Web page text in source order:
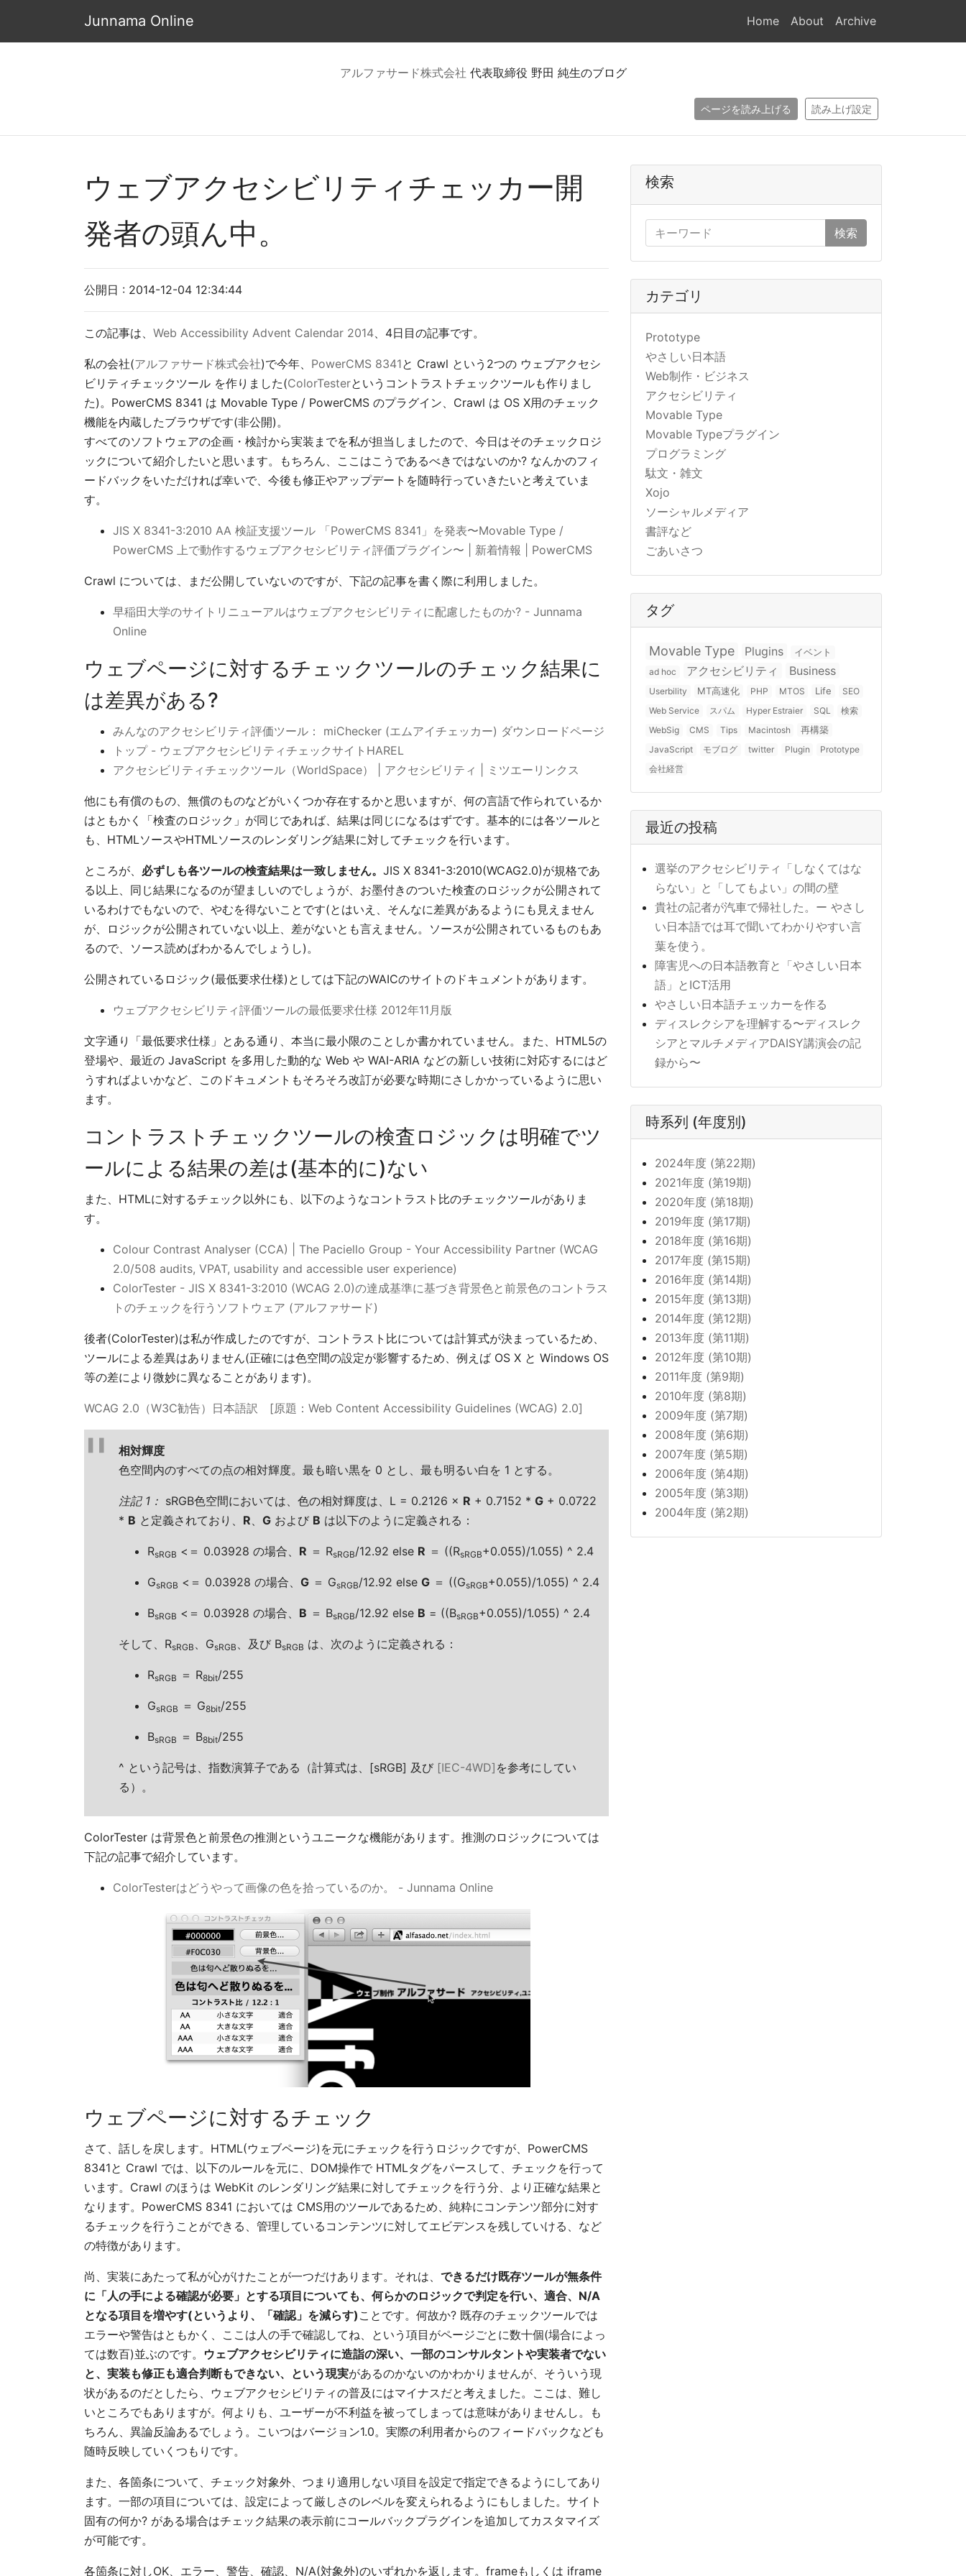
Junnama Online Home About Archive
アルファサード株式会社 代表取締役 野田 純生のブログ
ページを読み上げる 読み上げ設定
ウェブアクセシビリティチェッカー開
発者の頭ん中。
公開日 : 2014-12-04 12:34:44
この記事は、 Web Accessibility Advent Calendar 2014、4日目の記事です。
私の会社(アルファサード株式会社)で今年、 PowerCMS 8341と Crawl という2つの ウェブアクセシ
ビリティチェックツール を作りました(ColorTesterというコントラストチェックツールも作りまし
た)。PowerCMS 8341 は Movable Type / PowerCMS のプラグイン、Crawl は OS X用のチェック
機能を内蔵したブラウザです(非公開)。
すべてのソフトウェアの企画・検討から実装までを私が担当しましたので、今日はそのチェックロジ
ックについて紹介したいと思います。もちろん、ここはこうであるべきではないのか? なんかのフィ
ードバックをいただければ幸いで、今後も修正やアップデートを随時行っていきたいと考えていま
す。
JIS X 8341-3:2010 AA 検証支援ツール 「PowerCMS 8341」を発表〜Movable Type /
PowerCMS 上で動作するウェブアクセシビリティ評価プラグイン〜 | 新着情報 | PowerCMS
Crawl については、まだ公開していないのですが、下記の記事を書く際に利用しました。
早稲田大学のサイトリニューアルはウェブアクセシビリティに配慮したものか? - Junnama
Online
ウェブページに対するチェックツールのチェック結果に
は差異がある?
みんなのアクセシビリティ評価ツール： miChecker (エムアイチェッカー) ダウンロードページ
トップ - ウェブアクセシビリティチェックサイトHAREL
アクセシビリティチェックツール（WorldSpace） | アクセシビリティ | ミツエーリンクス
他にも有償のもの、無償のものなどがいくつか存在するかと思いますが、何の言語で作られているか
はともかく「検査のロジック」が同じであれば、結果は同じになるはずです。基本的には各ツールと
も、HTMLソースやHTMLソースのレンダリング結果に対してチェックを行います。
ところが、 必ずしも各ツールの検査結果は一致しません。 JIS X 8341-3:2010(WCAG2.0)が規格であ
る以上、同じ結果になるのが望ましいのでしょうが、お墨付きのついた検査のロジックが公開されて
いるわけでもないので、やむを得ないことです(とはいえ、そんなに差異があるようにも見えません
が、ロジックが公開されていない以上、差がないとも言えません。ソースが公開されているものもあ
るので、ソース読めばわかるんでしょうし)。
公開されているロジック(最低要求仕様)としては下記のWAICのサイトのドキュメントがあります。
ウェブアクセシビリティ評価ツールの最低要求仕様 2012年11月版
文字通り「最低要求仕様」とある通り、本当に最小限のことしか書かれていません。また、HTML5の
登場や、最近の JavaScript を多用した動的な Web や WAI-ARIA などの新しい技術に対応するにはど
うすればよいかなど、このドキュメントもそろそろ改訂が必要な時期にさしかかっているように思い
ます。
コントラストチェックツールの検査ロジックは明確でツ
ールによる結果の差は(基本的に)ない
また、HTMLに対するチェック以外にも、以下のようなコントラスト比のチェックツールがありま
す。
Colour Contrast Analyser (CCA) | The Paciello Group - Your Accessibility Partner (WCAG
2.0/508 audits, VPAT, usability and accessible user experience)
ColorTester - JIS X 8341-3:2010 (WCAG 2.0)の達成基準に基づき背景色と前景色のコントラス
トのチェックを行うソフトウェア (アルファサード)
後者(ColorTester)は私が作成したのですが、コントラスト比については計算式が決まっているため、
ツールによる差異はありません(正確には色空間の設定が影響するため、例えば OS X と Windows OS
等の差により微妙に異なることがあります)。
WCAG 2.0（W3C勧告）日本語訳 [原題：Web Content Accessibility Guidelines (WCAG) 2.0]
相対輝度
色空間内のすべての点の相対輝度。最も暗い黒を 0 とし、最も明るい白を 1 とする。
注記 1： sRGB色空間においては、色の相対輝度は、L = 0.2126 × R + 0.7152 * G + 0.0722
* B と定義されており、 R、 G および B は以下のように定義される：
RsRGB <＝ 0.03928 の場合、 R ＝ RsRGB/12.92 else R ＝ ((RsRGB+0.055)/1.055) ^ 2.4
GsRGB <＝ 0.03928 の場合、 G ＝ GsRGB/12.92 else G ＝ ((GsRGB+0.055)/1.055) ^ 2.4
BsRGB <＝ 0.03928 の場合、 B ＝ BsRGB/12.92 else B = ((BsRGB+0.055)/1.055) ^ 2.4
そして、RsRGB 、GsRGB 、及び BsRGB は、次のように定義される：
RsRGB ＝ R8bit/255
GsRGB ＝ G8bit/255
BsRGB ＝ B8bit/255
^ という記号は、指数演算子である（計算式は、[sRGB] 及び [IEC-4WD] を参考にしてい
る）。
ColorTester は背景色と前景色の推測というユニークな機能があります。推測のロジックについては
下記の記事で紹介しています。
ColorTesterはどうやって画像の色を拾っているのか。 - Junnama Online
ウェブページに対するチェック
さて、話しを戻します。HTML(ウェブページ)を元にチェックを行うロジックですが、PowerCMS
8341と Crawl では、以下のルールを元に、DOM操作で HTMLタグをパースして、チェックを行って
います。Crawl のほうは WebKit のレンダリング結果に対してチェックを行う分、より正確な結果と
なります。PowerCMS 8341 においては CMS用のツールであるため、純粋にコンテンツ部分に対す
るチェックを行うことができる、管理しているコンテンツに対してエビデンスを残していける、など
の特徴があります。
尚、実装にあたって私が心がけたことが一つだけあります。それは、 できるだけ既存ツールが無条件
に「人の手による確認が必要」とする項目についても、何らかのロジックで判定を行い、適合、N/A
となる項目を増やす(というより、「確認」を減らす) ことです。何故か? 既存のチェックツールでは
エラーや警告はともかく、ここは人の手で確認してね、という項目がページごとに数十個(場合によっ
ては数百)並ぶのです。 ウェブアクセシビリティに造詣の深い、一部のコンサルタントや実装者でない
と、実装も修正も適合判断もできない、という現実があるのかないのかわかりませんが、そういう現
状があるのだとしたら、ウェブアクセシビリティの普及にはマイナスだと考えました。ここは、難し
いところでもありますが。何よりも、ユーザーが不利益を被ってしまっては意味がありませんし。も
ちろん、異論反論あるでしょう。こいつはバージョン1.0。実際の利用者からのフィードバックなども
随時反映していくつもりです。
また、各箇条について、チェック対象外、つまり適用しない項目を設定で指定できるようにしてあり
ます。一部の項目については、設定によって厳しさのレベルを変えられるようにもしました。サイト
固有の何か? がある場合はチェック結果の表示前にコールバックプラグインを追加してカスタマイズ
が可能です。
各箇条に対しOK、エラー、警告、確認、N/A(対象外)のいずれかを返します。frameもしくは iframe
検索
検索
カテゴリ
Prototype
やさしい日本語
Web制作・ビジネス
アクセシビリティ
Movable Type
Movable Typeプラグイン
プログラミング
駄文・雑文
Xojo
ソーシャルメディア
書評など
ごあいさつ
タグ
Movable Type Plugins イベント
ad hoc アクセシビリティ Business
Userbility MT高速化 PHP MTOS Life
SEO
Web Service
スパム Hyper Estraier SQL
検索
WebSig
CMS Tips Macintosh 再構築
JavaScript モブログ twitter Plugin
Prototype
会社経営
最近の投稿
選挙のアクセシビリティ「しなくてはな
らない」と「してもよい」の間の壁
貴社の記者が汽車で帰社した。ー やさし
い日本語では耳で聞いてわかりやすい言
葉を使う。
障害児への日本語教育と「やさしい日本
語」とICT活用
やさしい日本語チェッカーを作る
ディスレクシアを理解する〜ディスレク
シアとマルチメディアDAISY講演会の記
録から〜
時系列 (年度別)
2024年度 (第22期)
2021年度 (第19期)
2020年度 (第18期)
2019年度 (第17期)
2018年度 (第16期)
2017年度 (第15期)
2016年度 (第14期)
2015年度 (第13期)
2014年度 (第12期)
2013年度 (第11期)
2012年度 (第10期)
2011年度 (第9期)
2010年度 (第8期)
2009年度 (第7期)
2008年度 (第6期)
2007年度 (第5期)
2006年度 (第4期)
2005年度 (第3期)
2004年度 (第2期)